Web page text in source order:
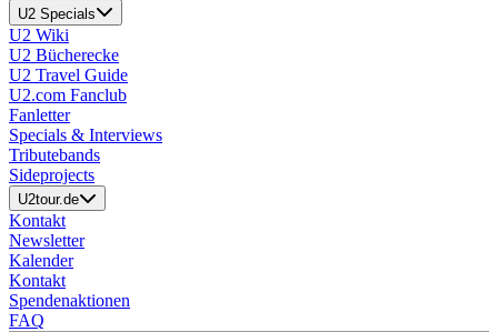
U2 Specials
U2 Wiki
U2 Bücherecke
U2 Travel Guide
U2.com Fanclub
Fanletter
Specials & Interviews
Tributebands
Sideprojects
U2tour.de
Kontakt
Newsletter
Kalender
Kontakt
Spendenaktionen
FAQ